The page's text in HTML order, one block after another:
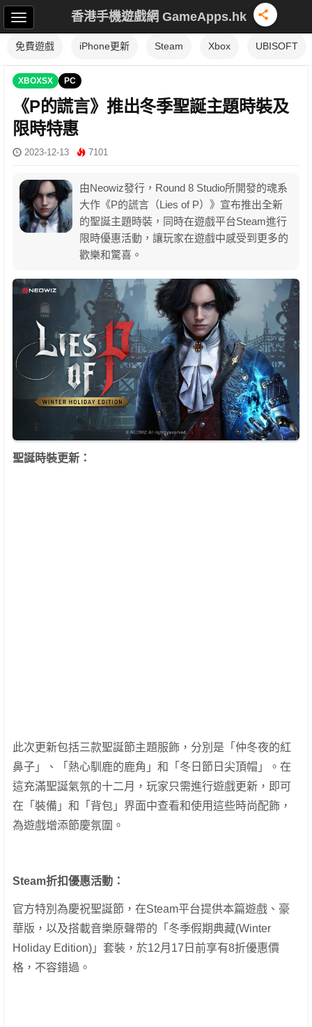
香港手機遊戲網 GameApps.hk
免費遊戲 iPhone更新 Steam Xbox UBISOFT
XBOXSX PC
《P的謊言》推出冬季聖誕主題時裝及
限時特惠
2023-12-13 7101
由Neowiz發行，Round 8 Studio所開發的魂系
大作《P的謊言（Lies of P）》宣布推出全新
的聖誕主題時裝，同時在遊戲平台Steam進行
限時優惠活動，讓玩家在遊戲中感受到更多的
歡樂和驚喜。
聖誕時裝更新：
此次更新包括三款聖誕節主題服飾，分別是「仲冬夜的紅
鼻子」、「熱心馴鹿的鹿角」和「冬日節日尖頂帽」。在
這充滿聖誕氣氛的十二月，玩家只需進行遊戲更新，即可
在「裝備」和「背包」界面中查看和使用這些時尚配飾，
為遊戲增添節慶氛圍。
Steam折扣優惠活動：
官方特別為慶祝聖誕節，在Steam平台提供本篇遊戲、豪
華版，以及搭載音樂原聲帶的「冬季假期典藏(Winter
Holiday Edition)」套裝，於12月17日前享有8折優惠價
格，不容錯過。